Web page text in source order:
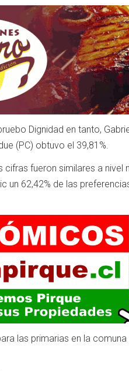
Dignidad en tanto,
(PC) obtuvo el 39,81%.
cifras fueron similares a
un 62,42% de las
las primarias en la